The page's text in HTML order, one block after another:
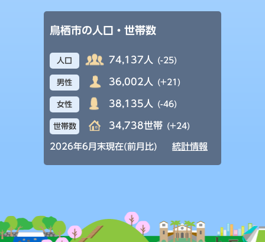
鳥栖市の人口・世帯数
人口 74,137人 (-25)
男性 36,002人 (+21)
女性 38,135人 (-46)
世帯数 34,738世帯 (+24)
2026年6月末現在(前月比) 統計情報